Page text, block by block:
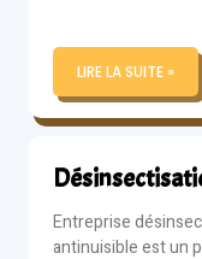
LIRE LA SUITE »
Entreprise
antinuisible est un